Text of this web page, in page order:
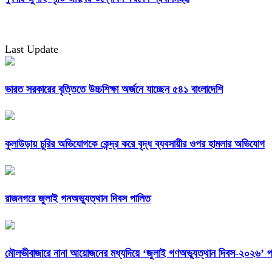
Last Update
ভারত সরকারের বৃত্তিতে উচ্চশিক্ষা অর্জনে যাচ্ছেন ৫৪১ বাংলাদেশি
কুলাউড়ায় চুরির অভিযোগকে কেন্দ্র করে বৃদ্ধ ব্যবসায়ীর ওপর হামলার অভিযোগ
রাজনগরে জুলাই গনঅভ্যুত্থান দিবস পালিত
মৌলভীবাজারে নানা আয়োজনের মধ্যদিয়ে ‘জুলাই গণঅভ্যুত্থান দিবস-২০২৬’